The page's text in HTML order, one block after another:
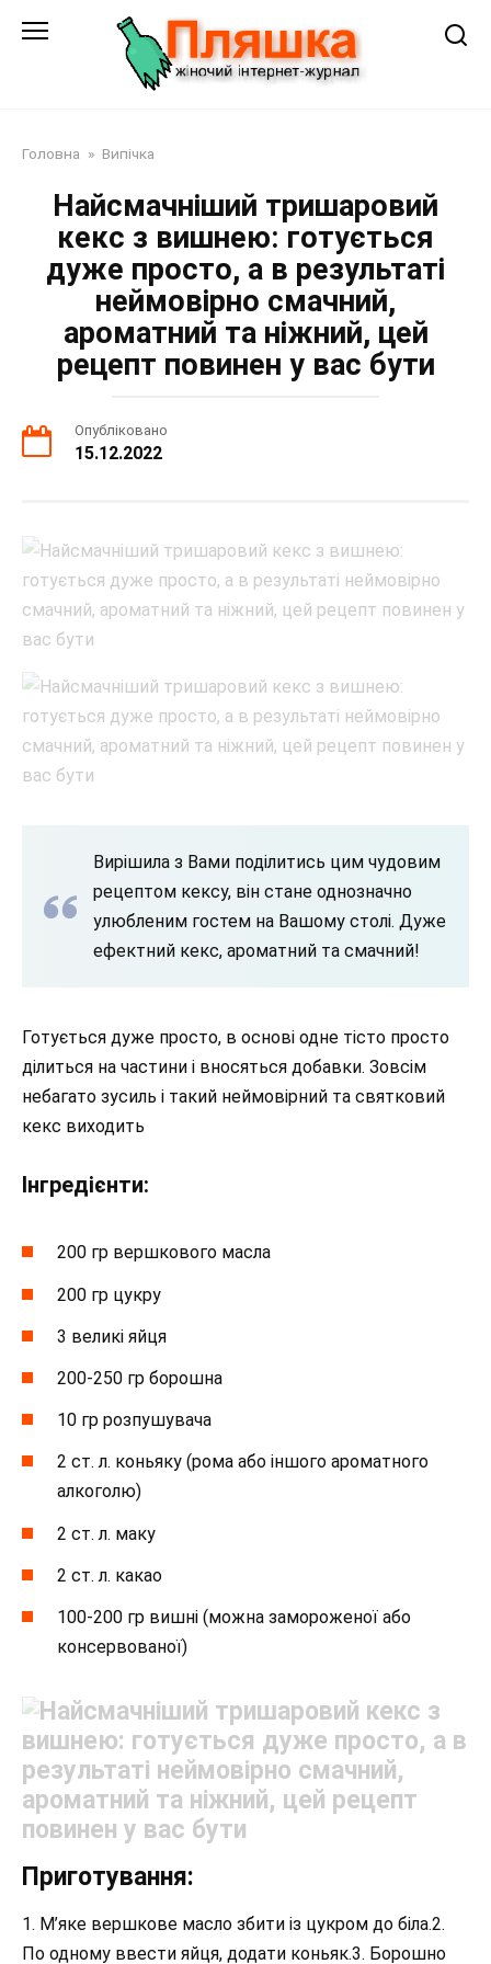
Головна » Випічка
Найсмачніший тришаровий
кекс з вишнею: готується
дуже просто, а в результаті
неймовірно смачний,
ароматний та ніжний, цей
рецепт повинен у вас бути
Опубліковано
15.12.2022
Вирішила з Вами поділитись цим чудовим
рецептом кексу, він стане однозначно
улюбленим гостем на Вашому столі. Дуже
ефектний кекс, ароматний та смачний!
Готується дуже просто, в основі одне тісто просто
ділиться на частини і вносяться добавки. Зовсім
небагато зусиль і такий неймовірний та святковий
кекс виходить
Інгредієнти:
200 гр вершкового масла
200 гр цукру
3 великі яйця
200-250 гр борошна
10 гр розпушувача
2 ст. л. коньяку (рома або іншого ароматного
алкоголю)
2 ст. л. маку
2 ст. л. какао
100-200 гр вишні (можна замороженої або
консервованої)
Приготування:
1. М’яке вершкове масло збити із цукром до біла.2.
По одному ввести яйця, додати коньяк.3. Борошно